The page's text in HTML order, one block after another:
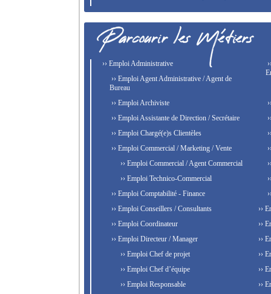
›› Emploi Administrative
›› Emploi Agent Administrative / Agent de
Bureau
›› Emploi Archiviste
›› Emploi Assistante de Direction / Secrétaire
›› Emploi Chargé(e)s Clientèles
›› Emploi Commercial / Marketing / Vente
›› Emploi Commercial / Agent Commercial
›› Emploi Technico-Commercial
›› Emploi Comptabilité - Finance
›› Emploi Conseillers / Consultants
›› Emploi Coordinateur
›› Emploi Directeur / Manager
›› Emploi Chef de projet
›› Emploi Chef d’équipe
›› Emploi Responsable
››
››
››
››
››
››